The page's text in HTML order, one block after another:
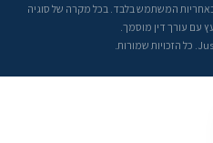
המשתמש בלבד. בכל מקרה של סוגיה
עם עורך דין מוסמך.